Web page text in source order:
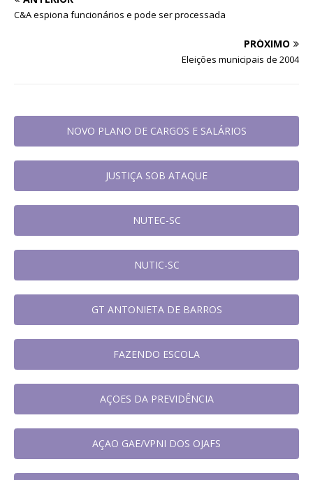
C&A espiona funcionários e pode ser processada
PRÓXIMO
Eleições municipais de 2004
NOVO PLANO DE CARGOS E SALÁRIOS
JUSTIÇA SOB ATAQUE
NUTEC-SC
NUTIC-SC
GT ANTONIETA DE BARROS
FAZENDO ESCOLA
AÇOES DA PREVIDÊNCIA
AÇAO GAE/VPNI DOS OJAFS